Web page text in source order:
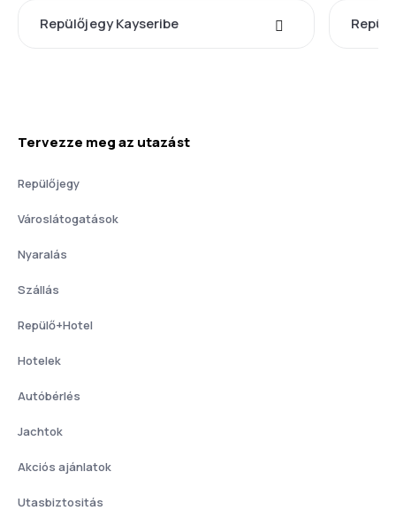
Repülőjegy Kayseribe
Tervezze meg az utazást
Repülőjegy
Városlátogatások
Nyaralás
Szállás
Repülő+Hotel
Hotelek
Autóbérlés
Jachtok
Akciós ajánlatok
Utasbiztositás